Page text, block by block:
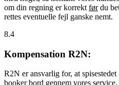
om din regning er korrekt førdu
rettes eventuelle fejl ganske nemt.
8.4
Kompensation R2N:
R2N er ansvarlig for, at
booker bord gennem vores